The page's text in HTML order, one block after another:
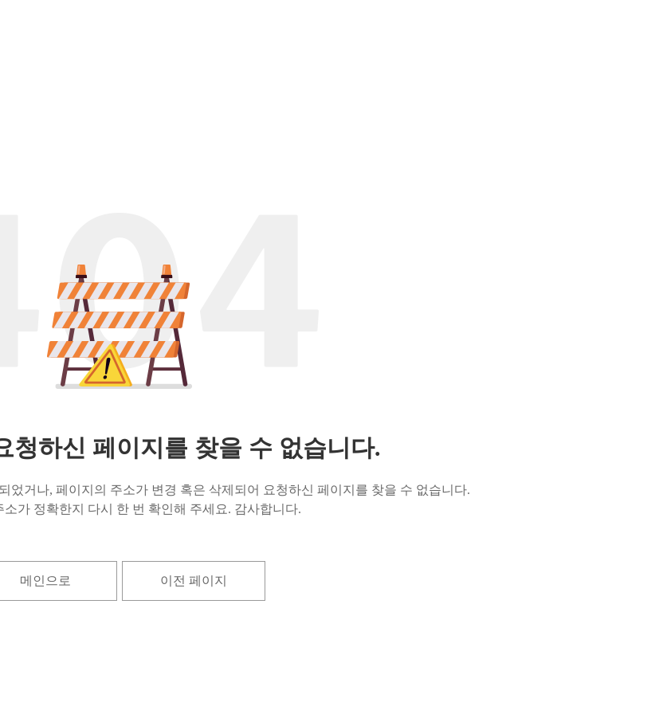
청하신 페이지를 찾을 수 없습니다.
었거나, 페이지의 주소가 변경 혹은 삭제되어 요청하신 페이지를 찾을 수 없습니다.
소가 정확한지 다시 한 번 확인해 주세요. 감사합니다.
메인으로 이전 페이지